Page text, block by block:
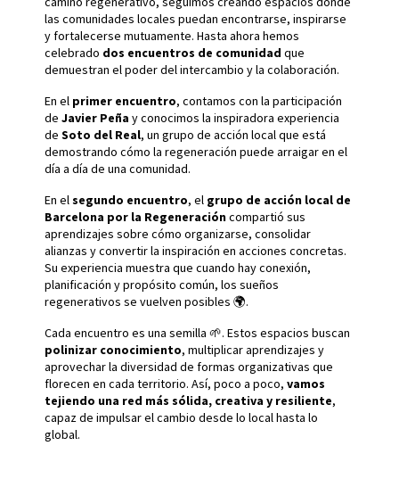
las comunidades locales puedan encontrarse, inspirarse
y fortalecerse mutuamente. Hasta ahora hemos
celebrado dos encuentros de comunidad que
demuestran el poder del intercambio y la colaboración.
En el primer encuentro, contamos con la participación
de Javier Peña y conocimos la inspiradora experiencia
de Soto del Real, un grupo de acción local que está
demostrando cómo la regeneración puede arraigar en el
día a día de una comunidad.
En elsegundo encuentro, el grupo de acción local de
Barcelona por la Regeneracióncompartió sus
aprendizajes sobre cómo organizarse, consolidar
alianzas y convertir la inspiración en acciones concretas.
Su experiencia muestra que cuando hay conexión,
planificación y propósito común, los sueños
regenerativos se vuelven posibles 🌍.
Cada encuentro es una semilla 🌱. Estos espacios buscan
polinizar conocimiento, multiplicar aprendizajes y
aprovechar la diversidad de formas organizativas que
florecen en cada territorio. Así, poco a poco, vamos
tejiendo una red más sólida, creativa y resiliente,
capaz de impulsar el cambio desde lo local hasta lo
global.